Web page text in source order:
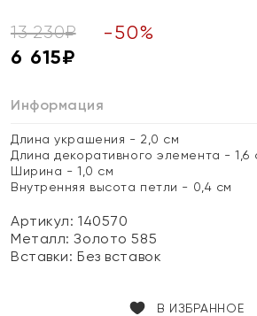
13 230₽ -50%
6 615₽
Информация
Длина украшения - 2,0 см
Длина декоративного элемента - 1,6
Ширина - 1,0 см
Внутренняя высота петли - 0,4 см
Артикул: 140570
Металл:Золото 585
Вставки:Без вставок
В ИЗБРАННОЕ